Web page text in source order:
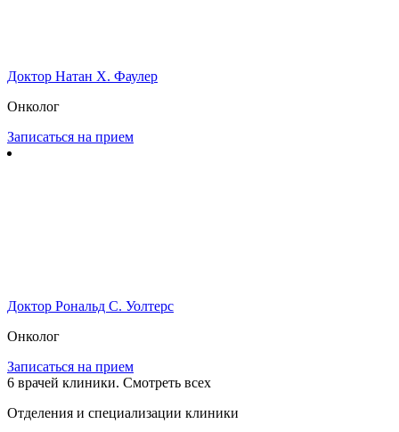
Доктор Натан Х. Фаулер
Онколог
Записаться на прием
Доктор Рональд С. Уолтерс
Онколог
Записаться на прием
6 врачей клиники. Смотреть всех
Отделения и специализации клиники